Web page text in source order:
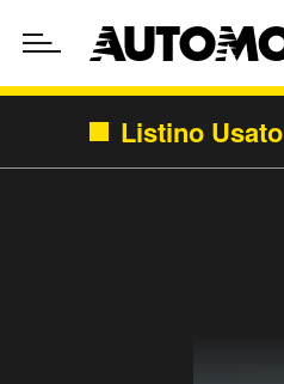
Listino Usato